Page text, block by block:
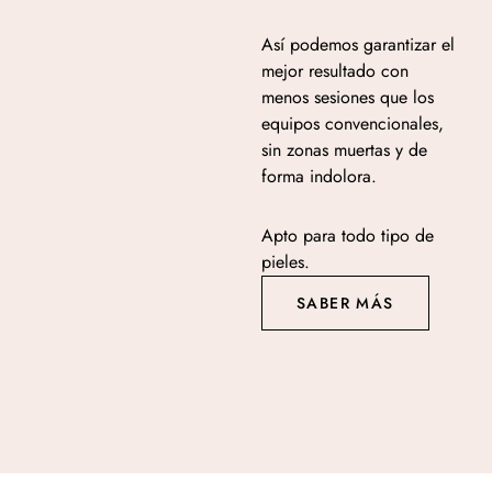
Así podemos garantizar el
mejor resultado con
menos sesiones que los
equipos convencionales,
sin zonas muertas y de
forma indolora.
Apto para todo tipo de
pieles.
SABER MÁS